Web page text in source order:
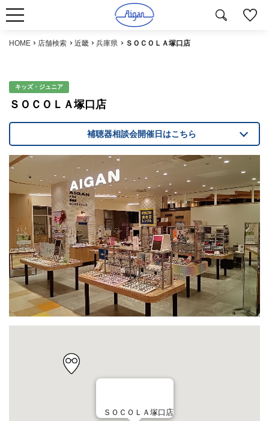
HOME 店舗検索 近畿 兵庫県 ＳＯＣＯＬＡ塚口店
キッズ・ジュニア
ＳＯＣＯＬＡ塚口店
補聴器相談会開催日はこちら
ＳＯＣＯＬＡ塚口店